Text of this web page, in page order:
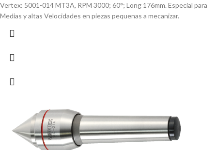
Vertex: 5001-014 MT3A, RPM 3000; 60°; Long 176mm. Especial para
Medias y altas Velocidades en piezas pequenas a mecanizar.